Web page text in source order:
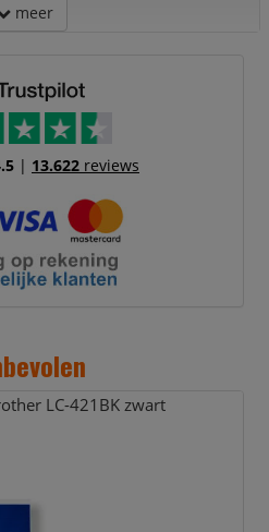
meer
| 13.622reviews
LC-421BK zwart